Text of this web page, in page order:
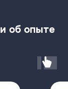
об опыте